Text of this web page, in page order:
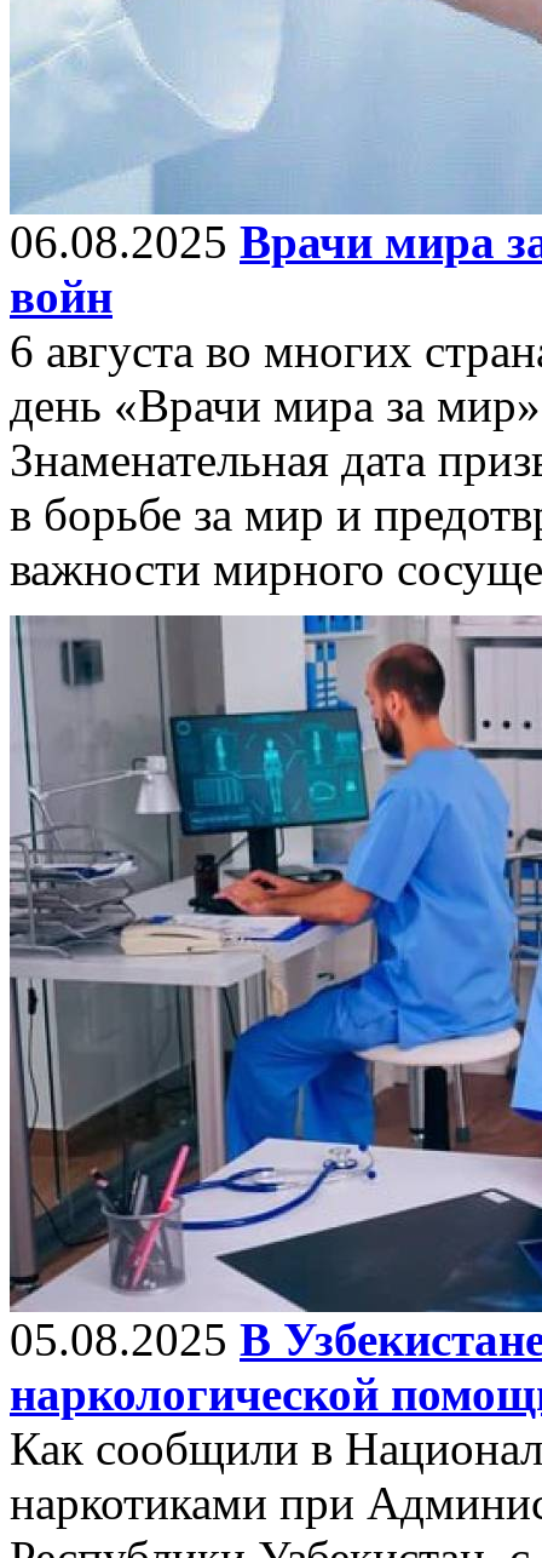
06.08.2025 Врачи мира
войн
6 августа во многих
день «Врачи мира за
Знаменательная дата
в борьбе за мир и
важности мирного
05.08.2025 В
наркологической
Как сообщили в
наркотиками при